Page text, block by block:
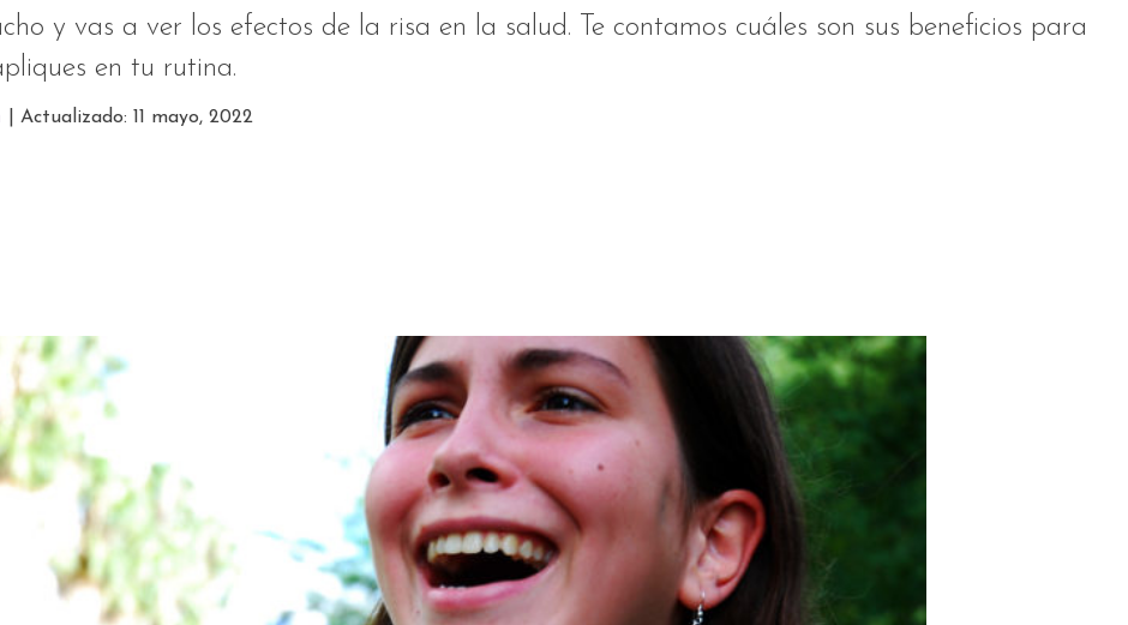
y vas a ver los efectos de la risa en la salud. Te contamos cuáles son sus beneficios para
en tu rutina.
| Actualizado: 11 mayo, 2022